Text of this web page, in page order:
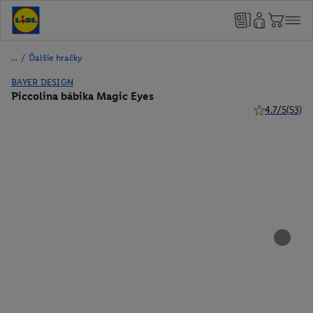
/ Ďalšie hračky
BAYER DESIGN
Piccolina bábika Magic Eyes
4.7/5(53)